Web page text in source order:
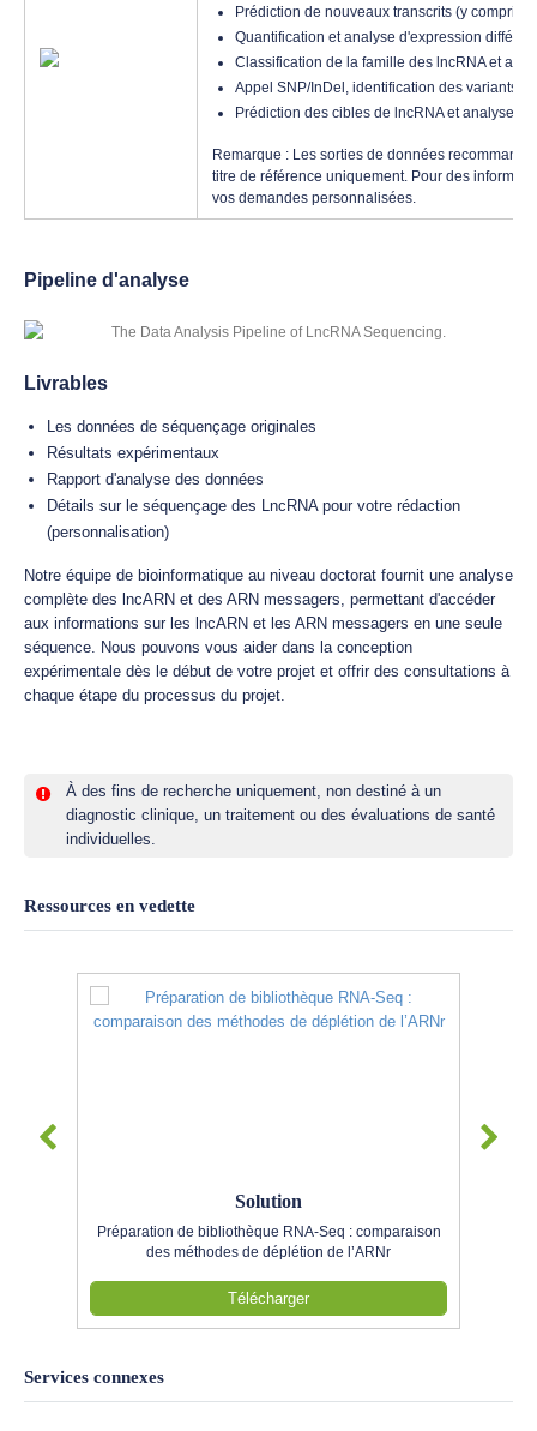
Prédiction de nouveaux transcrits (y compris
Quantification et analyse d'expression
Classification de la famille des lncRNA et
Appel SNP/InDel, identification des variants
Prédiction des cibles de lncRNA et analyse
Remarque : Les sorties de données
titre de référence uniquement. Pour des
vos demandes personnalisées.
Pipeline d'analyse
Livrables
Les données de séquençage originales
Résultats expérimentaux
Rapport d'analyse des données
Détails sur le séquençage des LncRNA pour votre rédaction
(personnalisation)
Notre équipe de bioinformatique au niveau doctorat fournit une analyse
complète des lncARN et des ARN messagers, permettant d'accéder
aux informations sur les lncARN et les ARN messagers en une seule
séquence. Nous pouvons vous aider dans la conception
expérimentale dès le début de votre projet et offrir des consultations à
chaque étape du processus du projet.
À des fins de recherche uniquement, non destiné à un
diagnostic clinique, un traitement ou des évaluations de santé
individuelles.
Ressources en vedette
Solution
Préparation de bibliothèque RNA-Seq : comparaison
des méthodes de déplétion de l’ARNr
Télécharger
Services connexes